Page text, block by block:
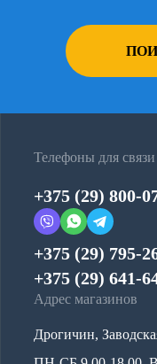
Телефоны для связи
+375 (29) 800-
+375 (29) 795-
+375 (29) 641-
Адрес магазинов
Дрогичин,